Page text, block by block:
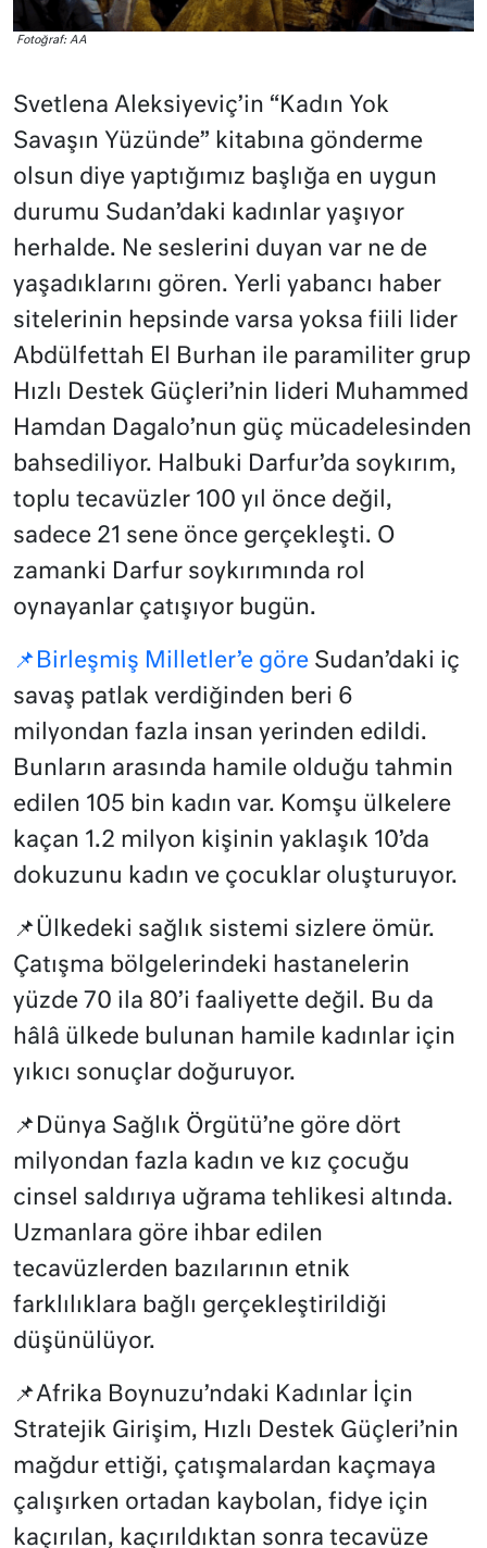
Fotoğraf: AA
Svetlena Aleksiyeviç’in “Kadın Yok
Savaşın Yüzünde” kitabına gönderme
olsun diye yaptığımız başlığa en uygun
durumu Sudan’daki kadınlar yaşıyor
herhalde. Ne seslerini duyan var ne de
yaşadıklarını gören. Yerli yabancı haber
sitelerinin hepsinde varsa yoksa fiili lider
Abdülfettah El Burhan ile paramiliter grup
Hızlı Destek Güçleri’nin lideri Muhammed
Hamdan Dagalo’nun güç mücadelesinden
bahsediliyor. Halbuki Darfur’da soykırım,
toplu tecavüzler 100 yıl önce değil,
sadece 21 sene önce gerçekleşti. O
zamanki Darfur soykırımında rol
oynayanlar çatışıyor bugün.
📌Birleşmiş Milletler’e göre Sudan’daki iç
savaş patlak verdiğinden beri 6
milyondan fazla insan yerinden edildi.
Bunların arasında hamile olduğu tahmin
edilen 105 bin kadın var. Komşu ülkelere
kaçan 1.2 milyon kişinin yaklaşık 10’da
dokuzunu kadın ve çocuklar oluşturuyor.
📌Ülkedeki sağlık sistemi sizlere ömür.
Çatışma bölgelerindeki hastanelerin
yüzde 70 ila 80’i faaliyette değil. Bu da
hâlâ ülkede bulunan hamile kadınlar için
yıkıcı sonuçlar doğuruyor.
📌Dünya Sağlık Örgütü’ne göre dört
milyondan fazla kadın ve kız çocuğu
cinsel saldırıya uğrama tehlikesi altında.
Uzmanlara göre ihbar edilen
tecavüzlerden bazılarının etnik
farklılıklara bağlı gerçekleştirildiği
düşünülüyor.
📌Afrika Boynuzu’ndaki Kadınlar İçin
Stratejik Girişim, Hızlı Destek Güçleri’nin
mağdur ettiği, çatışmalardan kaçmaya
çalışırken ortadan kaybolan, fidye için
kaçırılan, kaçırıldıktan sonra tecavüze